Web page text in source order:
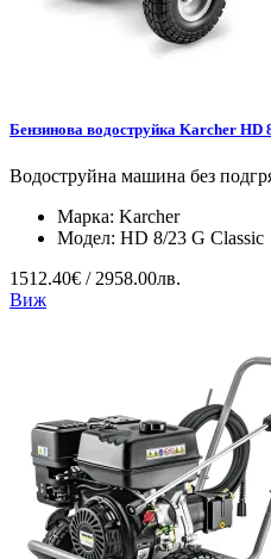
Бензинова водоструйка Karcher HD
Водоструйна машина без
Марка: Karcher
Модел: HD 8/23 G Classic
1512.40€ / 2958.00лв.
Виж